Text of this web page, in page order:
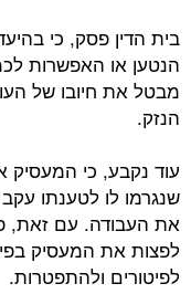
בית הדין פסק, כי
הנטען או האפשרות
מבטל את חיובו של
הנזק.
עוד נקבע, כי המעסיק
שנגרמו לו לטענתו
את העבודה. עם זאת,
לפצות את המעסיק
לפיטורים ולהתפטרות.